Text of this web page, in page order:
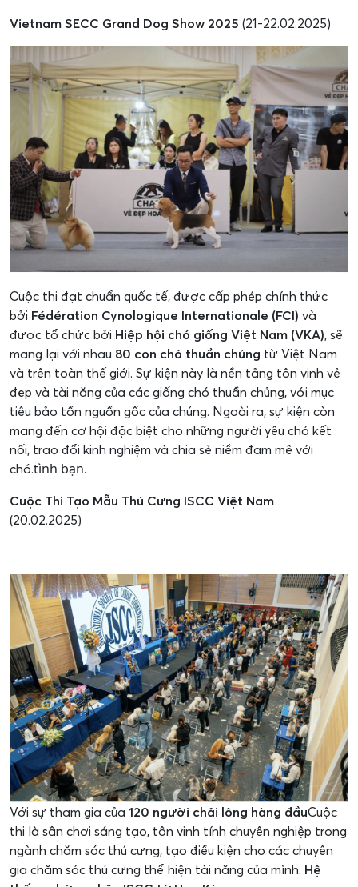
Vietnam SECC Grand Dog Show 2025 (21-22.02.2025)
Cuộc thi đạt chuẩn quốc tế, được cấp phép chính thức
bởi Fédération Cynologique Internationale (FCI) và
được tổ chức bởi Hiệp hội chó giống Việt Nam (VKA), sẽ
mang lại với nhau 80 con chó thuần chủng từ Việt Nam
và trên toàn thế giới. Sự kiện này là nền tảng tôn vinh vẻ
đẹp và tài năng của các giống chó thuần chủng, với mục
tiêu bảo tồn nguồn gốc của chúng. Ngoài ra, sự kiện còn
mang đến cơ hội đặc biệt cho những người yêu chó kết
nối, trao đổi kinh nghiệm và chia sẻ niềm đam mê với
chó.tình bạn.
Cuộc Thi Tạo Mẫu Thú Cưng ISCC Việt Nam
(20.02.2025)
Với sự tham gia của 120 người chải lông hàng đầuCuộc
thi là sân chơi sáng tạo, tôn vinh tính chuyên nghiệp trong
ngành chăm sóc thú cưng, tạo điều kiện cho các chuyên
gia chăm sóc thú cưng thể hiện tài năng của mình. Hệ